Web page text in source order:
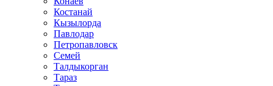
Костанай
Кызылорда
Павлодар
Петропавловск
Семей
Талдыкорган
Тараз